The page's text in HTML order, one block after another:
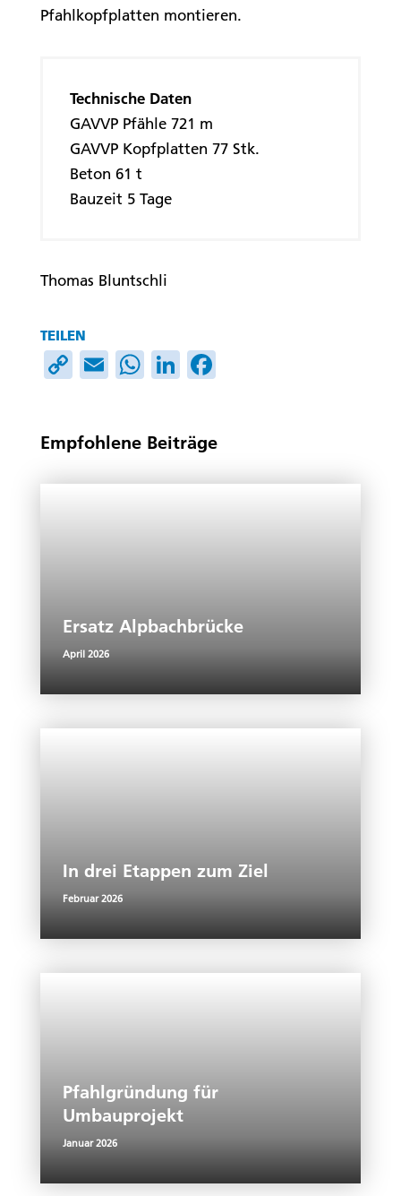
Pfahlkopfplatten montieren.
Technische Daten
GAVVP Pfähle 721 m
GAVVP Kopfplatten 77 Stk.
Beton 61 t
Bauzeit 5 Tage
Thomas Bluntschli
TEILEN
CopyEmailWhatsApp
LinkedIn
Empfohlene Beiträge
Ersatz Alpbachbrücke
April 2026
In drei Etappen zum Ziel
Februar 2026
Pfahlgründung für
Umbauprojekt
Januar 2026